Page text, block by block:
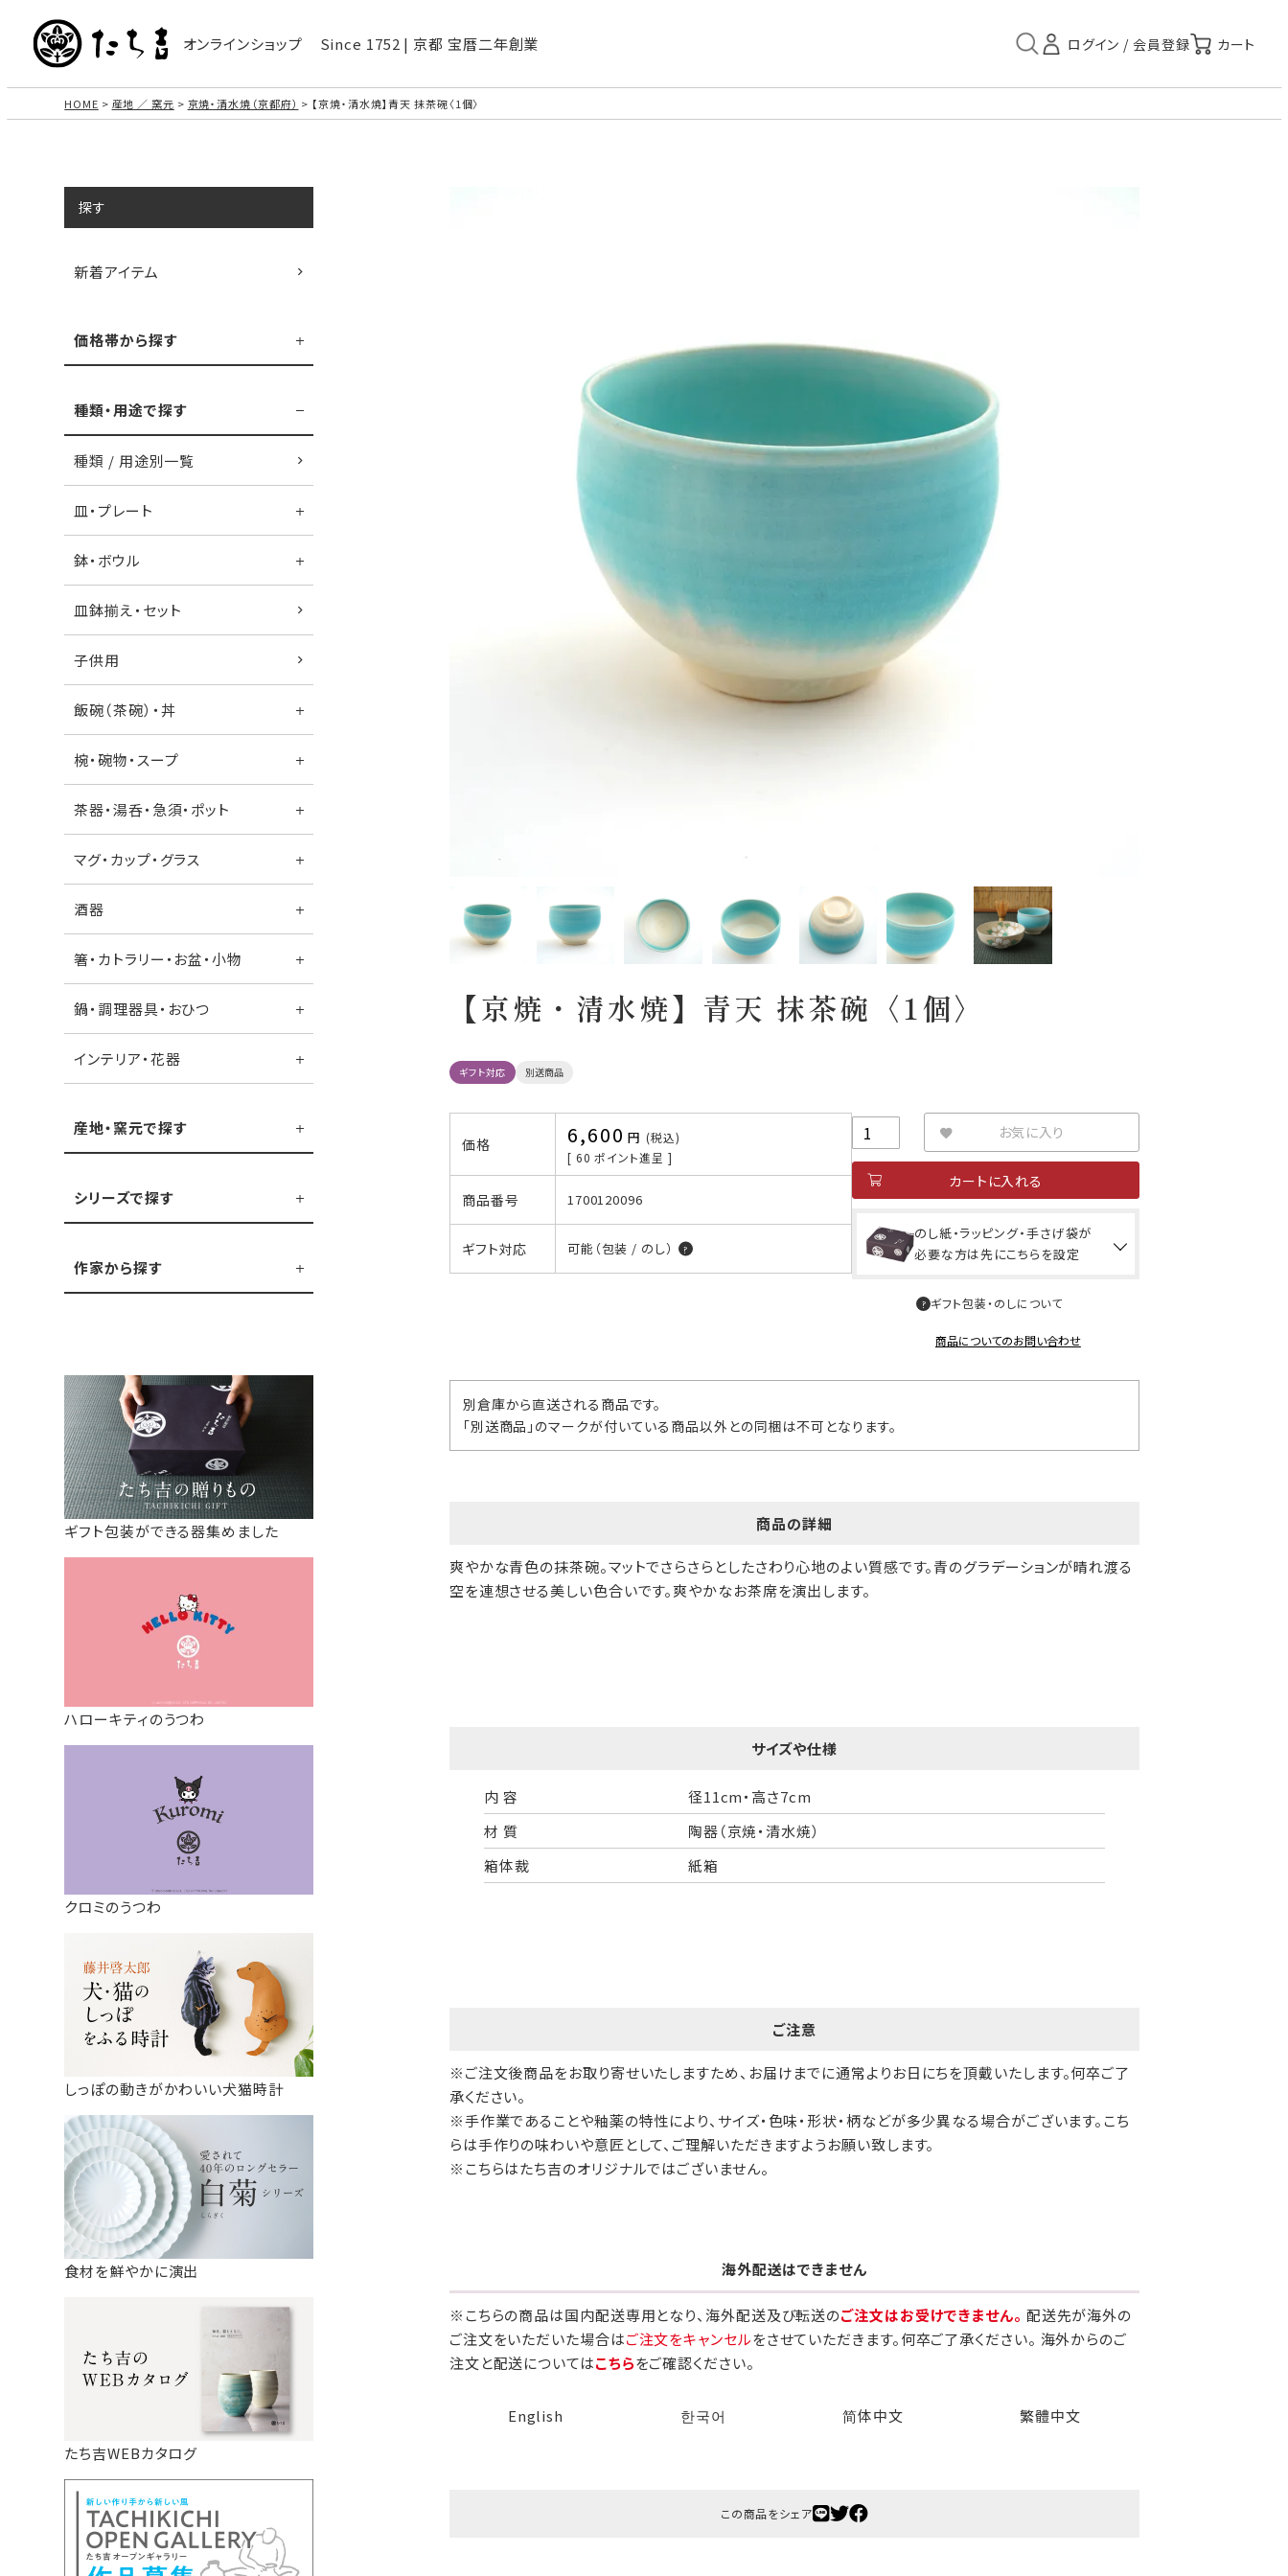
オンラインショップ Since 1752 | 京都 宝暦二年創業
HOME 産地 ／ 窯元 京焼・清水焼（京都府） 【京焼・清水焼】青天 抹茶碗〈1個〉
探す
新着アイテム
価格帯から探す
種類・用途で探す
種類 / 用途別一覧
皿・プレート
鉢・ボウル
皿鉢揃え・セット
子供用
飯碗（茶碗）・丼
椀・碗物・スープ
茶器・湯呑・急須・ポット
マグ・カップ・グラス
酒器
箸・カトラリー・お盆・小物
鍋・調理器具・おひつ
インテリア・花器
産地・窯元で探す
シリーズで探す
作家から探す
ギフト包装ができる器集めました
ハローキティのうつわ
クロミのうつわ
しっぽの動きがかわいい犬猫時計
食材を鮮やかに演出
たち吉WEBカタログ
【京焼・清水焼】青天 抹茶碗〈1個〉
ギフト対応 別送商品
価格 6,600
税込
[ 60 ポイント進呈 ]
商品番号 1700120096
ギフト対応 可能（包装 / のし）
け・ギフト包装・手提げ袋を無料サービスしております。
包装紙について
婚礼や出産などのギフト包装
天掛け包装について
ギフト袋について
包装紙でお包みできない一部の商品
手提げ袋について
ご注文時に、ご希望枚数をご記入ください。
22cm
お気に入り
カートに入れる
のし紙・ラッピング・手さげ袋が
必要な方は先にこちらを設定
ギフト包装・のしについて
商品についてのお問い合わせ
別倉庫から直送される商品です。
「別送商品」のマークが付いている商品以外との同梱は不可となります。
商品の詳細
爽やかな青色の抹茶碗。マットでさらさらとしたさわり心地のよい質感です。青のグラデーションが晴れ渡る
空を連想させる美しい色合いです。爽やかなお茶席を演出します。
サイズや仕様
内 容
径11cm・高さ7cm
材 質
陶器（京焼・清水焼）
箱体裁
紙箱
ご注意
※ご注文後商品をお取り寄せいたしますため、お届けまでに通常よりお日にちを頂戴いたします。何卒ご了
承ください。
※手作業であることや釉薬の特性により、サイズ・色味・形状・柄などが多少異なる場合がございます。こち
らは手作りの味わいや意匠として、ご理解いただきますようお願い致します。
※こちらはたち吉のオリジナルではございません。
海外配送はできません
※こちらの商品は国内配送専用となり、海外配送及び転送のご注文はお受けできません。 配送先が海外の
ご注文をいただいた場合はご注文をキャンセルをさせていただきます。何卒ご了承ください。 海外からのご
注文と配送についてはこちらをご確認ください。
English 한국어 简体中文 繁體中文
この商品をシェア